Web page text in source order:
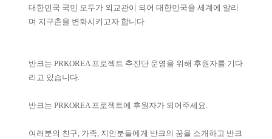
대한민국 국민 모두가 외교관이 되어 대한민국을 세계에 알리
며 지구촌을 변화시키고자 합니다
반크는 PRKOREA 프로젝트 추진단 운영을 위해 후원자를 기다
리고 있습니다.
반크는 PRKOREA 프로젝트에 후원자가 되어주세요.
여러분의 친구, 가족, 지인분들에게 반크의 꿈을 소개하고 반크